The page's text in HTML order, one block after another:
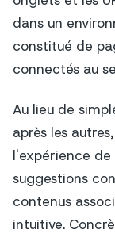
dans un
constitué de
connectés au
Au lieu de
après les
l'expérience
suggestions
contenus
intuitive.